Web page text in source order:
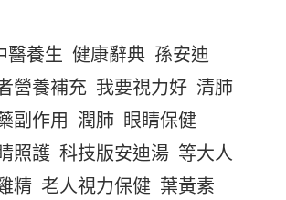
醫養生 健康辭典 孫安迪
營養補充 我要視力好 清肺
副作用 潤肺 眼睛保健
照護 科技版安迪湯 等大人
精 老人視力保健 葉黃素